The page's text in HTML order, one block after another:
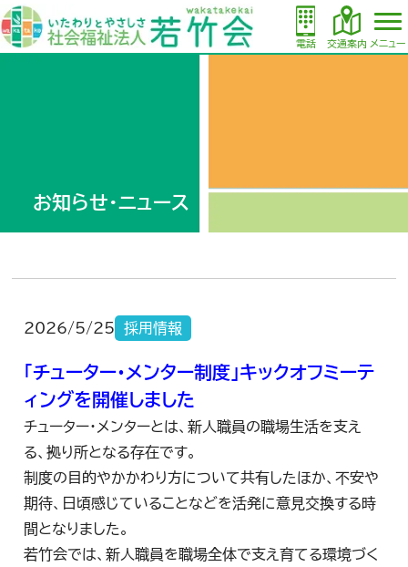
電話 交通案内 メニュー
お知らせ・ニュース
2026/5/25 採用情報
「チューター・メンター制度」キックオフミーテ
ィングを開催しました
チューター・メンターとは、新人職員の職場生活を支え
る、拠り所となる存在です。
制度の目的やかかわり方について共有したほか、不安や
期待、日頃感じていることなどを活発に意見交換する時
間となりました。
若竹会では、新人職員を職場全体で支え育てる環境づく